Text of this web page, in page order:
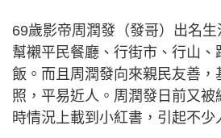
69歲影帝周潤發（發哥）出名生
幫襯平民餐廳、行街市、行山、
飯。而且周潤發向來親民友善，
照，平易近人。周潤發日前又被
時情況上載到小紅書，引起不少